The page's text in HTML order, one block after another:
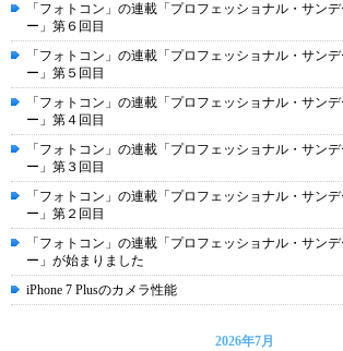
「フォトコン」の連載「プロフェッショナル・サン
ー」第６回目
「フォトコン」の連載「プロフェッショナル・サン
ー」第５回目
「フォトコン」の連載「プロフェッショナル・サン
ー」第４回目
「フォトコン」の連載「プロフェッショナル・サン
ー」第３回目
「フォトコン」の連載「プロフェッショナル・サン
ー」第２回目
「フォトコン」の連載「プロフェッショナル・サン
ー」が始まりました
iPhone 7 Plusのカメラ性能
2026年7月